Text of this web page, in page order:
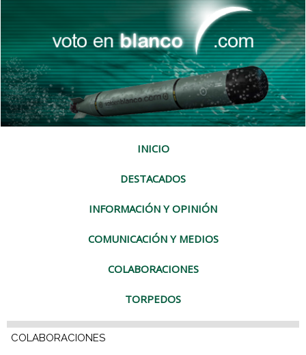
INICIO
DESTACADOS
INFORMACIÓN Y OPINIÓN
COMUNICACIÓN Y MEDIOS
COLABORACIONES
TORPEDOS
COLABORACIONES